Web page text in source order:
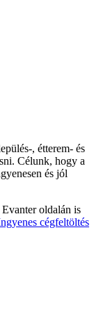
, étterem- és
Célunk, hogy a
és jól
oldalán is
cégfeltöltés